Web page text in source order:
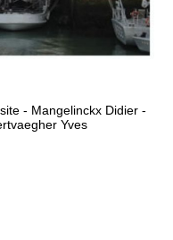
- Mangelinckx Didier -
Yves